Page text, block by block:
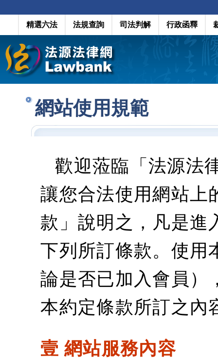
精選六法 法規查詢 司法判解 行政函釋
網站使用規範
歡迎蒞臨「法源法
讓您合法使用網站上
款」說明之，凡是進
下列所訂條款。使用
論是否已加入會員）
本約定條款所訂之內
壹 網站服務內容